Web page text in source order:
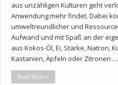
aus unzähligen Kulturen geht
Anwendung mehr findet. Dabei
umweltreundlicher und
Aufwand und mit Spaß an der
aus Kokos-Öl, Ei, Stärke, Natron,
Kastanien, Äpfeln oder Zitronen …
Read More »